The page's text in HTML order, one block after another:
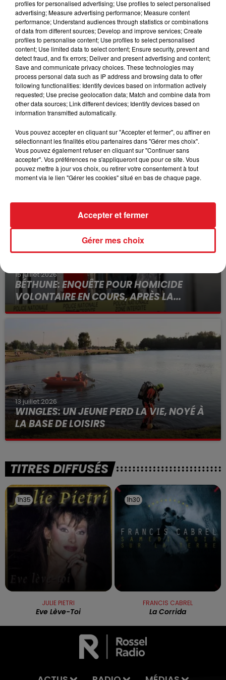
rechargé ses batteries pour arriver sur ce meeting
avec de la fraicheur. Pas impossible pour une 5 éme
place .
*****
En direct des pistes :
Cagnes/mer (R1): 201 APAULSTAR - 306 PARKER
RIDGE - 514 SIOUVILLE - 602 SAIGNON - 708 EDINSON -
801 CELTIOR
FIL D'ACTUS
15 juillet 2026
BÉTHUNE: ENQUÊTE POUR HOMICIDE
VOLONTAIRE EN COURS, APRÈS LA...
Selon les premiers éléments, le logement servait
13 juillet 2026
WINGLES: UN JEUNE PERD LA VIE, NOYÉ À
LA BASE DE LOISIRS
La victime a coulé à pic
TITRES DIFFUSÉS
1h35
1h35
JULIE PIETRI
Eve Lève-Toi
1h30
1h30
FRANCIS CABREL
La Corrida
profiles for personalised advertising; Use profiles to select personalised
advertising; Measure advertising performance; Measure content
performance; Understand audiences through statistics or combinations
of data from different sources; Develop and improve services; Create
profiles to personalise content; Use profiles to select personalised
content; Use limited data to select content; Ensure security, prevent and
detect fraud, and fix errors; Deliver and present advertising and content;
Save and communicate privacy choices. These technologies may
process personal data such as IP address and browsing data to offer
following functionalities: Identify devices based on information actively
requested; Use precise geolocation data; Match and combine data from
other data sources; Link different devices; Identify devices based on
information transmitted automatically.
Vous pouvez accepter en cliquant sur "Accepter et fermer", ou affiner en
sélectionnant les finalités et/ou partenaires dans "Gérer mes choix".
Vous pouvez également refuser en cliquant sur "Continuer sans
accepter". Vos préférences ne s'appliqueront que pour ce site. Vous
pouvez mettre à jour vos choix, ou retirer votre consentement à tout
moment via le lien "Gérer les cookies" situé en bas de chaque page.
Gérer mes choix
Accepter et fermer